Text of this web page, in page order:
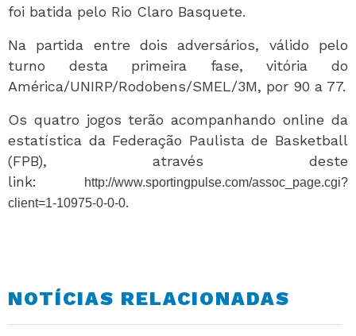
foi batida pelo Rio Claro Basquete.
Na partida entre dois adversários, válido pelo
turno desta primeira fase, vitória do
América/UNIRP/Rodobens/SMEL/3M, por 90 a 77.
Os quatro jogos terão acompanhando online da
estatística da Federação Paulista de Basketball
(FPB), através deste
link:
http://www.sportingpulse.com/assoc_page.cgi?
client=1-10975-0-0-0.
NOTÍCIAS RELACIONADAS